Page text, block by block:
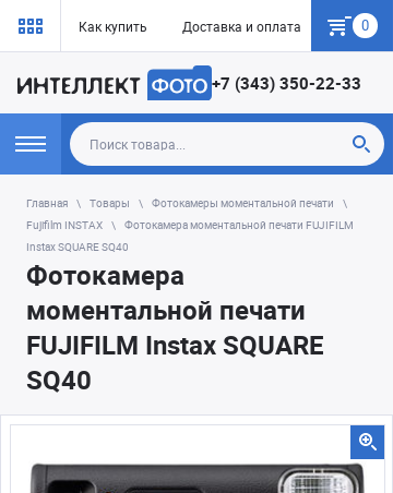
Как купить Доставка и оплата Гарантия
0
+7 (343) 350-22-33
Главная Товары
Фотокамеры моментальной печати
Fujifilm INSTAX
Фотокамера моментальной печати FUJIFILM
Instax SQUARE SQ40
Фотокамера
моментальной печати
FUJIFILM Instax SQUARE
SQ40